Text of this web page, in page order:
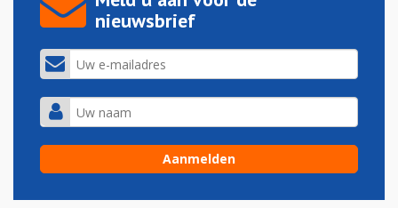
nieuwsbrief